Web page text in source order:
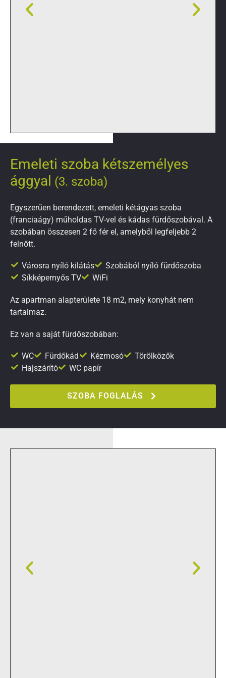
Emeleti szoba kétszemélyes
ággyal (3. szoba)
Egyszerűen berendezett, emeleti kétágyas szoba
(franciaágy) műholdas TV-vel és kádas fürdőszobával. A
szobában összesen 2 fő fér el, amelyből legfeljebb 2
felnőtt.
Városra nyíló kilátás
Szobából nyíló fürdőszoba
Síkképernyős TV
WiFi
Az apartman alapterülete 18 m2, mely konyhát nem
tartalmaz.
Ez van a saját fürdőszobában:
WC Fürdőkád Kézmosó
Törölközők
Hajszárító
WC papír
SZOBA FOGLALÁS